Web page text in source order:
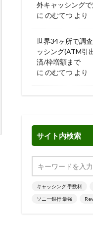
外キャッシング
に のむてつ より
世界34ヶ所で調
ッシング(ATM引
済/枠増額まで
に のむてつ より
サイト内検索
キャッシング 手数料
ソニー銀行 最強